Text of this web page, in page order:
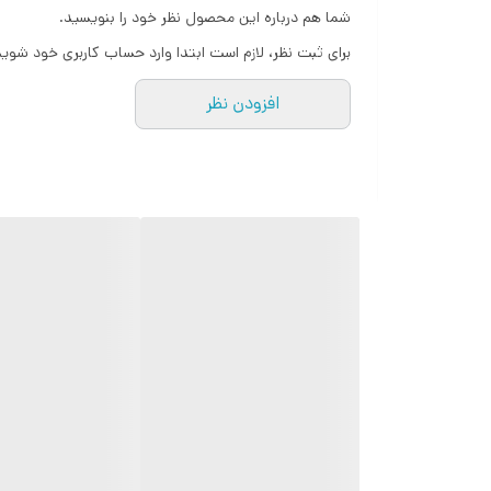
شما هم درباره این محصول نظر خود را بنویسید.
برای ثبت نظر، لازم است ابتدا وارد حساب کاربری خود
افزودن نظر